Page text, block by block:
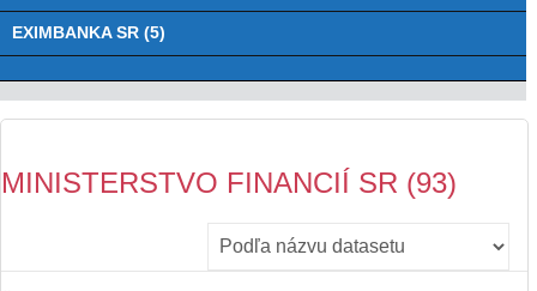
EXIMBANKA SR (5)
MINISTERSTVO FINANCIÍ SR (93)